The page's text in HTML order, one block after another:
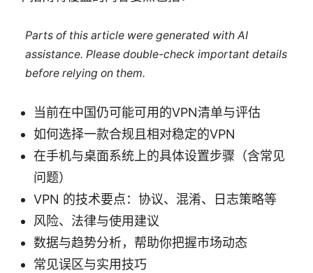
Parts of this article were generated with AI
assistance. Please double-check important details
before relying on them.
当前在中国仍可能可用的VPN清单与评估
如何选择一款合规且相对稳定的VPN
在手机与桌面系统上的具体设置步骤（含常见
问题）
VPN 的技术要点：协议、混淆、日志策略等
风险、法律与使用建议
数据与趋势分析，帮助你把握市场动态
常见误区与实用技巧